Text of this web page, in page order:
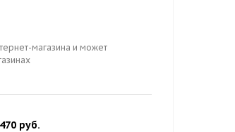
магазина и может
руб.